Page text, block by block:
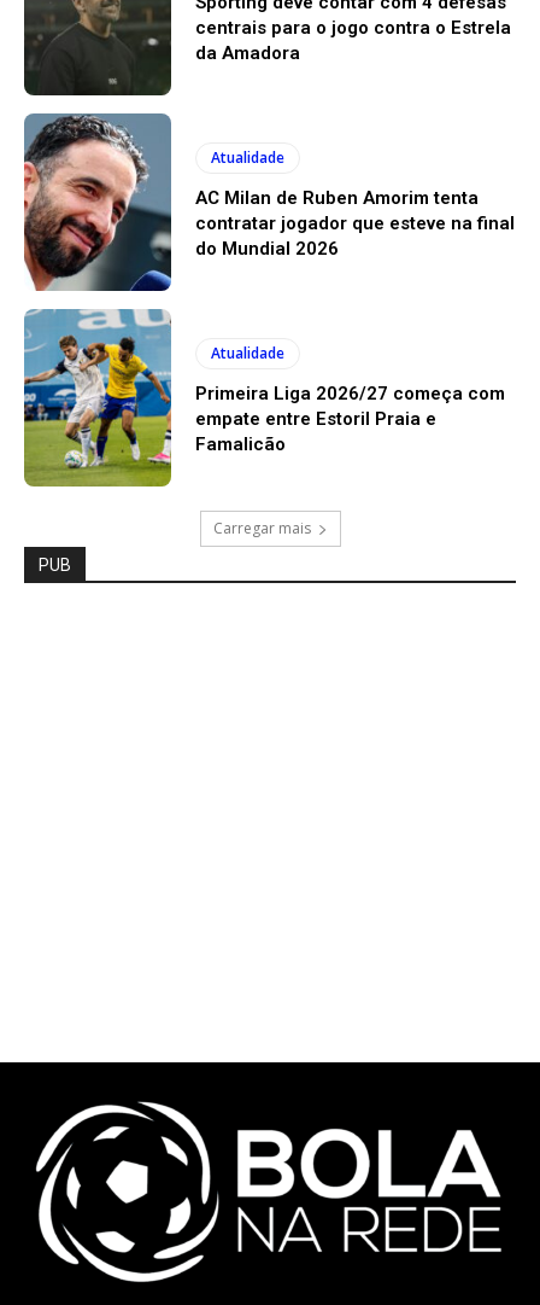
centrais para o jogo contra o Estrela
da Amadora
Atualidade
AC Milan de Ruben Amorim tenta
contratar jogador que esteve na final
do Mundial 2026
Atualidade
Primeira Liga 2026/27 começa com
empate entre Estoril Praia e
Famalicão
Carregar mais
PUB